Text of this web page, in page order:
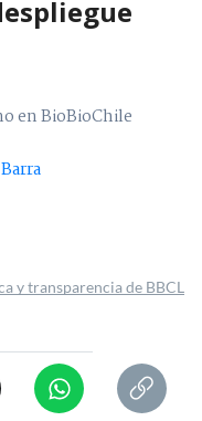
en BioBioChile
y transparencia de BBCL